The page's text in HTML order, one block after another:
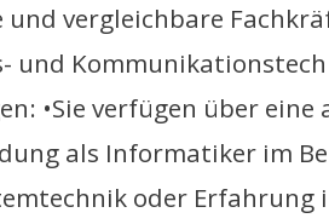
und vergleichbare
und
•Sie verfügen über eine
als Informatiker im
oder Erfahrung